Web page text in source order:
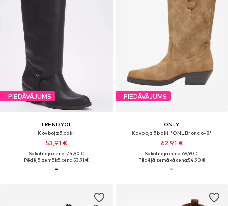
PIEDĀVĀJUMS
TRENDYOL
Kovbojzābaki
53,91 €
Sākotnējā cena: 74,90 €
Pēdējā zemākā cena:53,91 €
PIEDĀVĀJUMS
ONLY
Kovbojzābaki 'ONLBronco-8'
62,91 €
Sākotnējā cena: 69,90 €
Pēdējā zemākā cena:54,90 €